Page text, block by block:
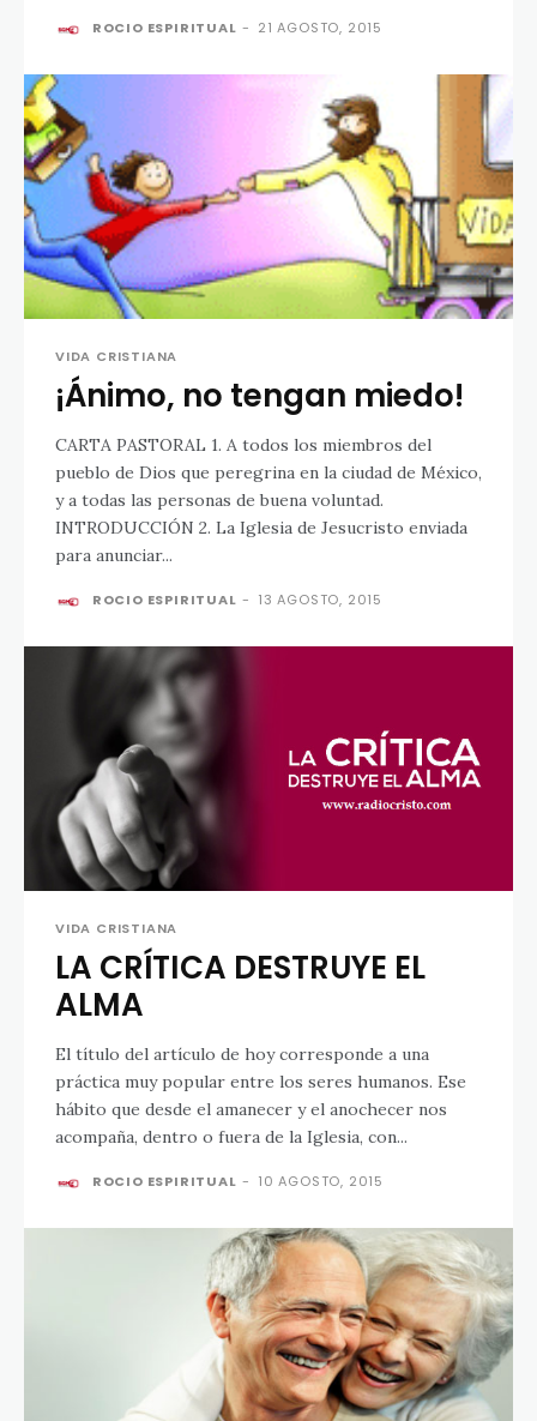
ROCIO ESPIRITUAL - 21 AGOSTO, 2015
VIDA CRISTIANA
¡Ánimo, no tengan miedo!
CARTA PASTORAL 1. A todos los miembros del
pueblo de Dios que peregrina en la ciudad de México,
y a todas las personas de buena voluntad.
INTRODUCCIÓN 2. La Iglesia de Jesucristo enviada
para anunciar...
ROCIO ESPIRITUAL - 13 AGOSTO, 2015
VIDA CRISTIANA
LA CRÍTICA DESTRUYE EL
ALMA
El título del artículo de hoy corresponde a una
práctica muy popular entre los seres humanos. Ese
hábito que desde el amanecer y el anochecer nos
acompaña, dentro o fuera de la Iglesia, con...
ROCIO ESPIRITUAL - 10 AGOSTO, 2015